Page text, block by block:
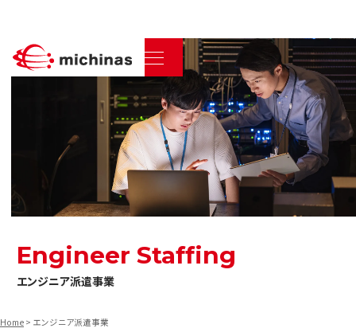
Engineer Staffing
エンジニア派遣事業
Home > エンジニア派遣事業